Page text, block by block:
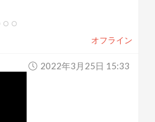
オフライン
2022年3月25日 15:33